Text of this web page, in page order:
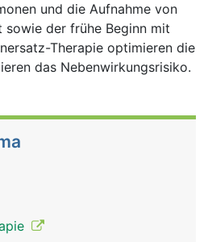
und die Aufnahme von
sowie der frühe Beginn mit
Therapie optimieren die
das Nebenwirkungsrisiko.